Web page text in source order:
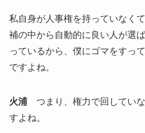
私自身が人事権を持っていなく
補の中から自動的に良い人が選
っているから、僕にゴマをすっ
ですよね。
火浦つまり、権力で回してい
すよね。